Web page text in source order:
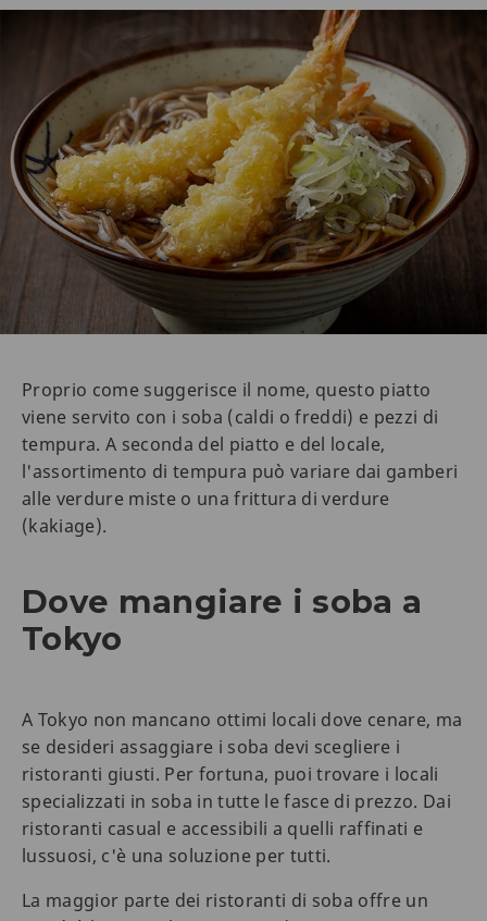
Proprio come suggerisce il nome, questo piatto
viene servito con i soba (caldi o freddi) e pezzi di
tempura. A seconda del piatto e del locale,
l'assortimento di tempura può variare dai gamberi
alle verdure miste o una frittura di verdure
(kakiage).
Dove mangiare i soba a
Tokyo
A Tokyo non mancano ottimi locali dove cenare, ma
se desideri assaggiare i soba devi scegliere i
ristoranti giusti. Per fortuna, puoi trovare i locali
specializzati in soba in tutte le fasce di prezzo. Dai
ristoranti casual e accessibili a quelli raffinati e
lussuosi, c'è una soluzione per tutti.
La maggior parte dei ristoranti di soba offre un